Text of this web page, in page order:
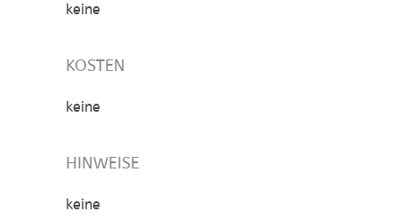
keine
KOSTEN
keine
HINWEISE
keine